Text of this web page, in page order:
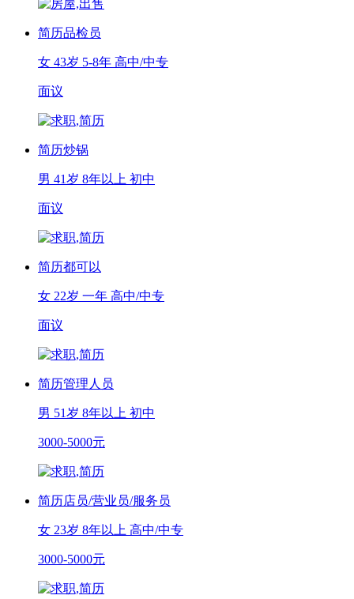
简历品检员
女 43岁 5-8年 高中/中专
面议
简历炒锅
男 41岁 8年以上 初中
面议
简历都可以
女 22岁 一年 高中/中专
面议
简历管理人员
男 51岁 8年以上 初中
3000-5000元
简历店员/营业员/服务员
女 23岁 8年以上 高中/中专
3000-5000元